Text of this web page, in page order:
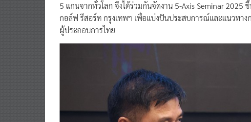
5 แกนจากทั่วโลก จึงได้ร่วมกันจัดงาน 5-Axis Seminar
กอล์ฟ รีสอร์ท กรุงเทพฯ เพื่อแบ่งปันประสบการณ์และแนวทาง
ผู้ประกอบการไทย